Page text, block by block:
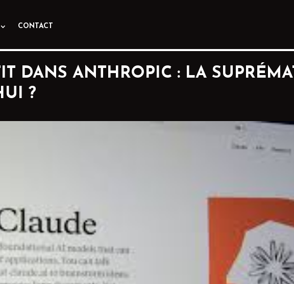
CONTACT
DANS ANTHROPIC : LA
?